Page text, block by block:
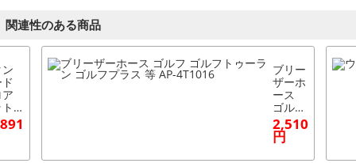
関連性のある商品
ブリー
ザーホ
ース
ゴルフ
ゴルフ
トゥー
ラン
ゴルフ
2,510
円